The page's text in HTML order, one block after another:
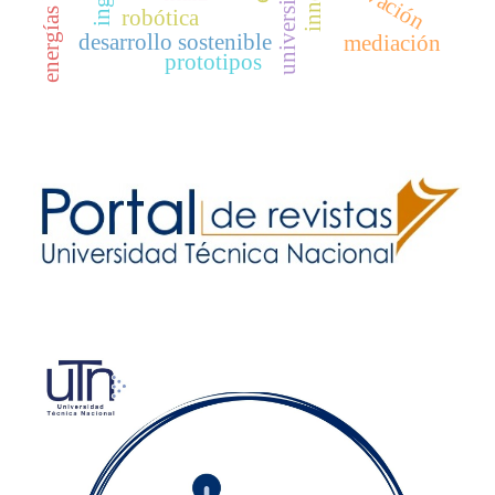
mediación
desarrollo sostenible
robótica
prototipos